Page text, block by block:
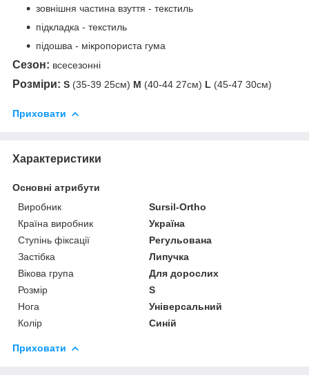
зовнішня частина взуття - текстиль
підкладка - текстиль
підошва - мікропориста гума
Сезон: всесезонні
Розміри: S (35-39 25см) M (40-44 27см) L (45-47 30см)
Приховати
Характеристики
Основні атрибути
Виробник
Sursil-Ortho
Країна виробник
Україна
Ступінь фіксації
Регульована
Застібка
Липучка
Вікова група
Для дорослих
Розмір
S
Нога
Універсальний
Колір
Синій
Приховати